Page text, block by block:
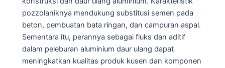
pozzolaniknya mendukung substitusi semen pada
beton, pembuatan bata ringan, dan campuran aspal.
Sementara itu, perannya sebagai fluks dan aditif
dalam peleburan aluminium daur ulang dapat
meningkatkan kualitas produk kusen dan komponen